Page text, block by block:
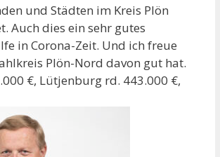
und Städten im Kreis Plön
Auch dies ein sehr gutes
in Corona-Zeit. Und ich freue
Plön-Nord davon gut hat.
€, Lütjenburg rd. 443.000 €,